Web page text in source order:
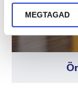
MEGTAGAD